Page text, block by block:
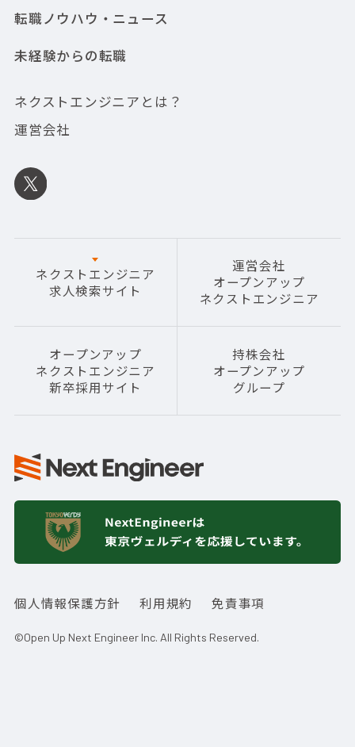
転職ノウハウ・ニュース
未経験からの転職
ネクストエンジニアとは？
運営会社
ネクストエンジニア
求人検索サイト
運営会社
オープンアップ
ネクストエンジニア
オープンアップ
ネクストエンジニア
新卒採用サイト
持株会社
オープンアップ
グループ
個人情報保護方針 利用規約 免責事項
©Open Up Next Engineer Inc. All Rights Reserved.